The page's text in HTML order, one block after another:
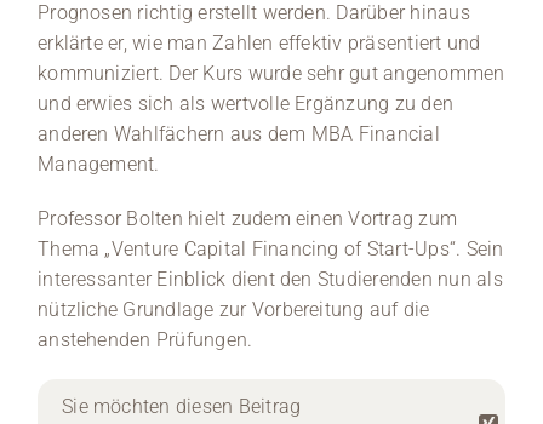
Prognosen richtig erstellt werden. Darüber hinaus
erklärte er, wie man Zahlen effektiv präsentiert und
kommuniziert. Der Kurs wurde sehr gut angenommen
und erwies sich als wertvolle Ergänzung zu den
anderen Wahlfächern aus dem MBA Financial
Management.
Professor Bolten hielt zudem einen Vortrag zum
Thema „Venture Capital Financing of Start-Ups“. Sein
interessanter Einblick dient den Studierenden nun als
nützliche Grundlage zur Vorbereitung auf die
anstehenden Prüfungen.
Sie möchten diesen Beitrag